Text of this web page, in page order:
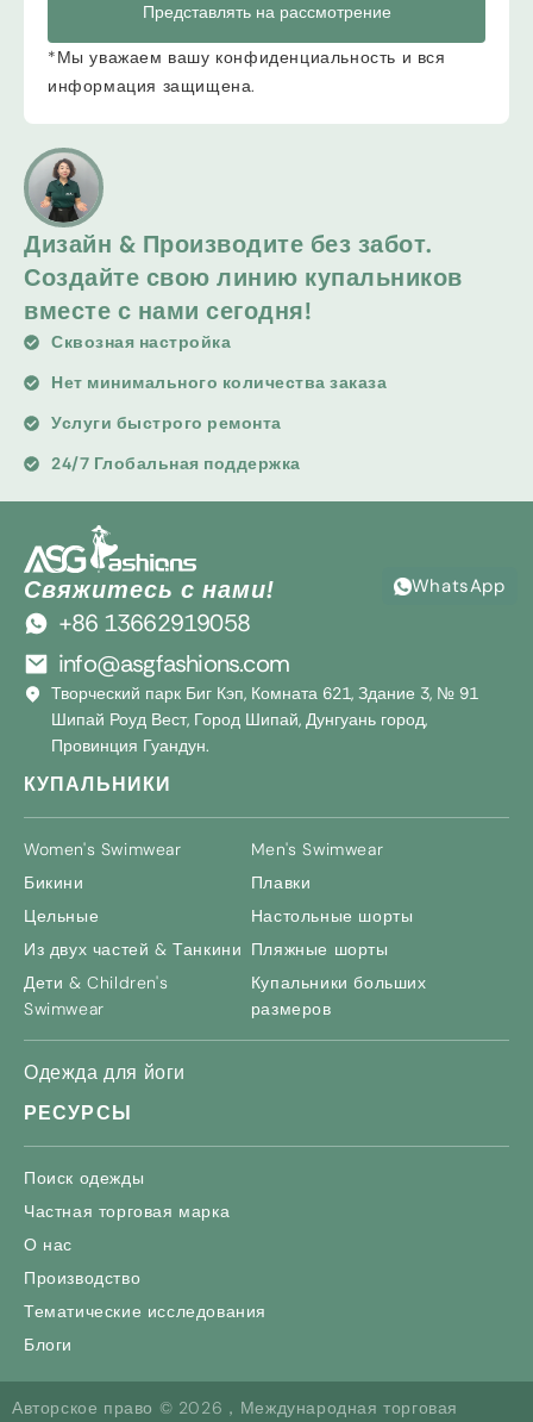
Дизайн & Производите без забот.
Создайте свою линию купальников
вместе с нами сегодня!
Сквозная настройка
Нет минимального количества заказа
Услуги быстрого ремонта
24/7 Глобальная поддержка
Представлять на рассмотрение
*Мы уважаем вашу конфиденциальность и вся
информация защищена.
Свяжитесь с нами!
+86 13662919058
info@asgfashions.com
Творческий парк Биг Кэп, Комната 621, Здание 3, № 91
Шипай Роуд Вест, Город Шипай, Дунгуань город,
Провинция Гуандун.
КУПАЛЬНИКИ
Women's Swimwear
Бикини
Цельные
Из двух частей & Танкини
Дети &Children's
Swimwear
Men's Swimwear
Плавки
Настольные шорты
Пляжные шорты
Купальники больших
размеров
Одежда для йоги
РЕСУРСЫ
Поиск одежды
Частная торговая марка
О нас
Производство
Тематические исследования
Блоги
Авторское право © 2026，Международная торговая
WhatsApp